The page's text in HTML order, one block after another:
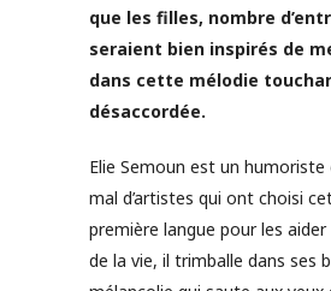
que les filles, nombre
seraient bien inspirés de
dans cette mélodie
désaccordée.
Elie Semoun est un
mal d’artistes qui ont choisi
première langue pour les
de la vie, il trimballe dans ses